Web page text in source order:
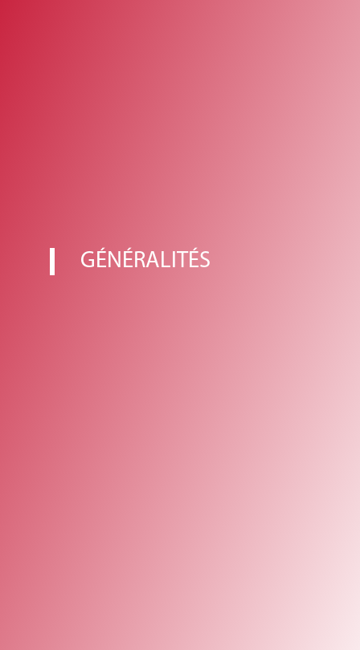
GÉNÉRALITÉS